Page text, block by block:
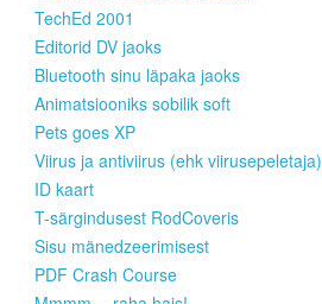
TechEd 2001
Editorid DV jaoks
Bluetooth sinu läpaka jaoks
Animatsiooniks sobilik soft
Pets goes XP
Viirus ja antiviirus (ehk viirusepeletaja)
ID kaart
T-särgindusest RodCoveris
Sisu mänedzeerimisest
PDF Crash Course